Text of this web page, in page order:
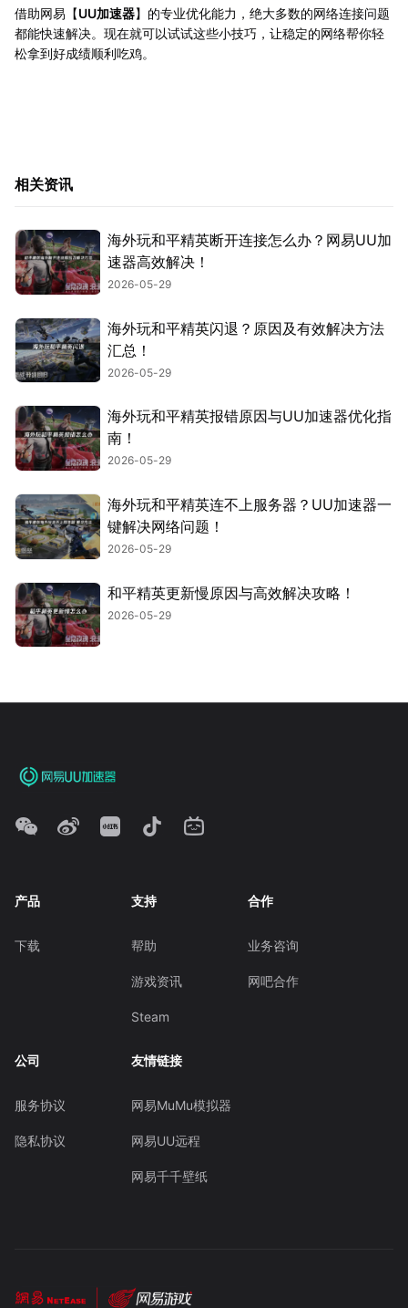
借助网易【UU加速器】的专业优化能力，绝大多数的网络连接问题
都能快速解决。现在就可以试试这些小技巧，让稳定的网络帮你轻
松拿到好成绩顺利吃鸡。
相关资讯
海外玩和平精英断开连接怎么办？网易UU加
速器高效解决！
2026-05-29
海外玩和平精英闪退？原因及有效解决方法
汇总！
2026-05-29
海外玩和平精英报错原因与UU加速器优化指
南！
2026-05-29
海外玩和平精英连不上服务器？UU加速器一
键解决网络问题！
2026-05-29
和平精英更新慢原因与高效解决攻略！
2026-05-29
产品
下载
支持
帮助
游戏资讯
Steam
合作
业务咨询
网吧合作
公司
服务协议
隐私协议
友情链接
网易MuMu模拟器
网易UU远程
网易千千壁纸